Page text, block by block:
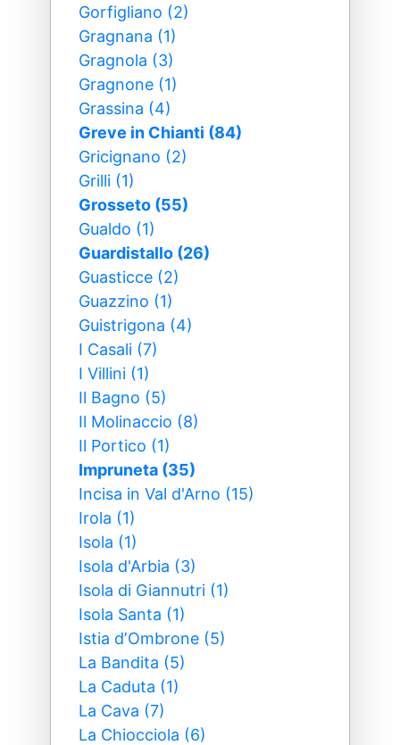
Gorfigliano (2)
Gragnana (1)
Gragnola (3)
Gragnone (1)
Grassina (4)
Greve in Chianti (84)
Gricignano (2)
Grilli (1)
Grosseto (55)
Gualdo (1)
Guardistallo (26)
Guasticce (2)
Guazzino (1)
Guistrigona (4)
I Casali (7)
I Villini (1)
Il Bagno (5)
Il Molinaccio (8)
Il Portico (1)
Impruneta (35)
Incisa in Val d'Arno (15)
Irola (1)
Isola (1)
Isola d'Arbia (3)
Isola di Giannutri (1)
Isola Santa (1)
Istia dʼOmbrone (5)
La Bandita (5)
La Caduta (1)
La Cava (7)
La Chiocciola (6)